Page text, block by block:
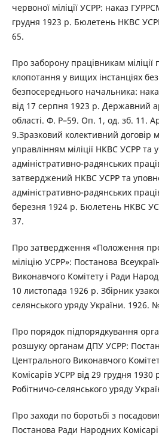
червоної міліції УСРР: наказ
грудня 1923 р. Бюлетень НКВС
65.
Про заборону працівникам
клопотання у вищих інстанціях
безпосереднього начальника:
від 17 серпня 1923 р. Державний
області. Ф. Р–59. Оп. 1, од. зб. 11.
9.Зразковий колективний договір
управлінням міліції НКВС УСРР
адміністративно-радянських
затверджений НКВС УСРР та
адміністративно-радянських
березня 1924 р. Бюлетень НКВС
37.
Про затвердження «Положення
міліцію УСРР»: Постанова
Виконавчого Комітету і Ради
10 листопада 1926 р. Збірник
селянського уряду України. 1926.
Про порядок підпорядкування
розшуку органам ДПУ УСРР:
Центрального Виконавчого
Комісарів УСРР від 29 грудня 1930
Робітничо-селянського уряду
Про заходи по боротьбі з
Постанова Ради Народних